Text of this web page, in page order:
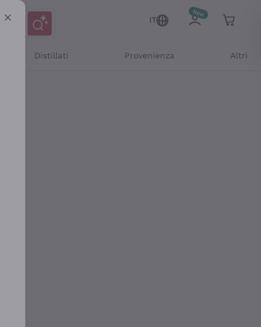
IT
Distillati Provenienza Altri